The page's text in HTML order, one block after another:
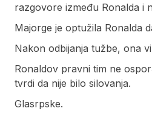
razgovore između Ronalda i
Majorge je optužila Ronalda
Nakon odbijanja tužbe, ona
Ronaldov pravni tim ne
tvrdi da nije bilo silovanja.
Glasrpske.